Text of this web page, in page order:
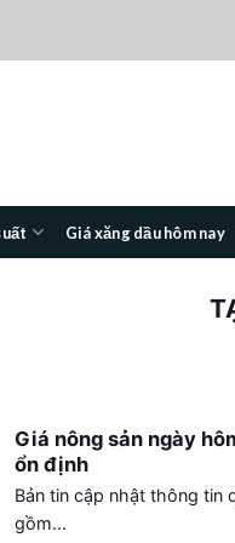
Giá xăng dầu hôm nay
Giá nông sản ngày
ổn định
Bản tin cập nhật thông tin
gồm...